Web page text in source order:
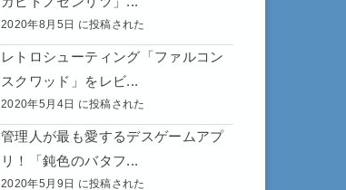
2020年8月5日 に投稿された
レトロシューティング「ファルコン
スクワッド」をレビ...
2020年5月4日 に投稿された
管理人が最も愛するデスゲームアプ
リ！「鈍色のバタフ...
2020年5月9日 に投稿された